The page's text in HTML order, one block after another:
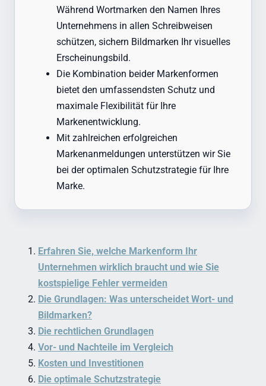
Während Wortmarken den Namen Ihres
Unternehmens in allen Schreibweisen
schützen, sichern Bildmarken Ihr visuelles
Erscheinungsbild.
Die Kombination beider Markenformen
bietet den umfassendsten Schutz und
maximale Flexibilität für Ihre
Markenentwicklung.
Mit zahlreichen erfolgreichen
Markenanmeldungen unterstützen wir Sie
bei der optimalen Schutzstrategie für Ihre
Marke.
Erfahren Sie, welche Markenform Ihr
Unternehmen wirklich braucht und wie Sie
kostspielige Fehler vermeiden
Die Grundlagen: Was unterscheidet Wort- und
Bildmarken?
Die rechtlichen Grundlagen
Vor- und Nachteile im Vergleich
Kosten und Investitionen
Die optimale Schutzstrategie